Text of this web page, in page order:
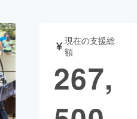
ット
書籍・雑誌
チャレンジ
現在の支援総
額
267,